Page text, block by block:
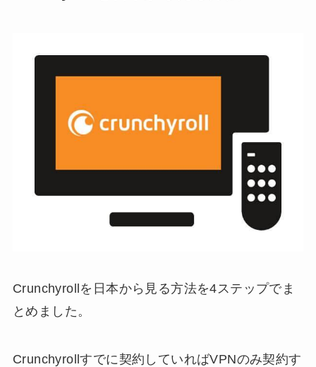
Crunchyrollを日本から見る方法を4ステップでま
とめました。
Crunchyrollすでに契約していればVPNのみ契約す